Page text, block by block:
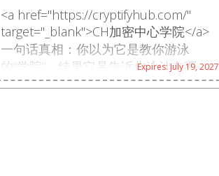
<a href="https://cryptifyhub.com/"
target="_blank">CH加密中心学院</a>
一句话真相：你以为它是教你游泳
的“学院”，结果它是告诉你泳池在哪
的“地图”。Cryptify Hub，币圈工具网址
Expires: July 19, 2027